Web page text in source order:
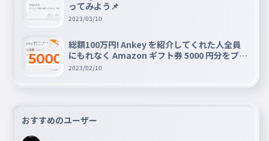
ってみよう📌
2023/03/10
総額100万円! Ankey を紹介してくれた人全員
にもれなく Amazon ギフト券 5000 円分をプレ
ゼントキャンペーン!!
2023/02/10
おすすめのユーザー